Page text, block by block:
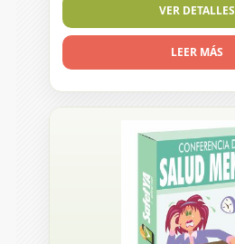
VER DETALLES
LEER MÁS